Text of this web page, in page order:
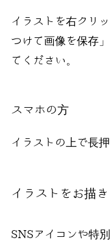
イラストを右クリ
つけて画像を保存
てください。
スマホの方
イラストの上で長押
イラストをお描き
SNSアイコンや特